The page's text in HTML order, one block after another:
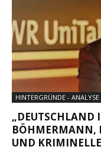
HINTERGRÜNDE -
„DEUTSCHLAND
BÖHMERMANN,
UND